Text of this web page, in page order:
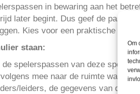
Om
in bewaring aan het
later begint. Dus geef de passen
Kies voor een praktische
staan:
spelerspassen van deze spelers
mee naar de ruimte waar
leiders, de gegevens van de